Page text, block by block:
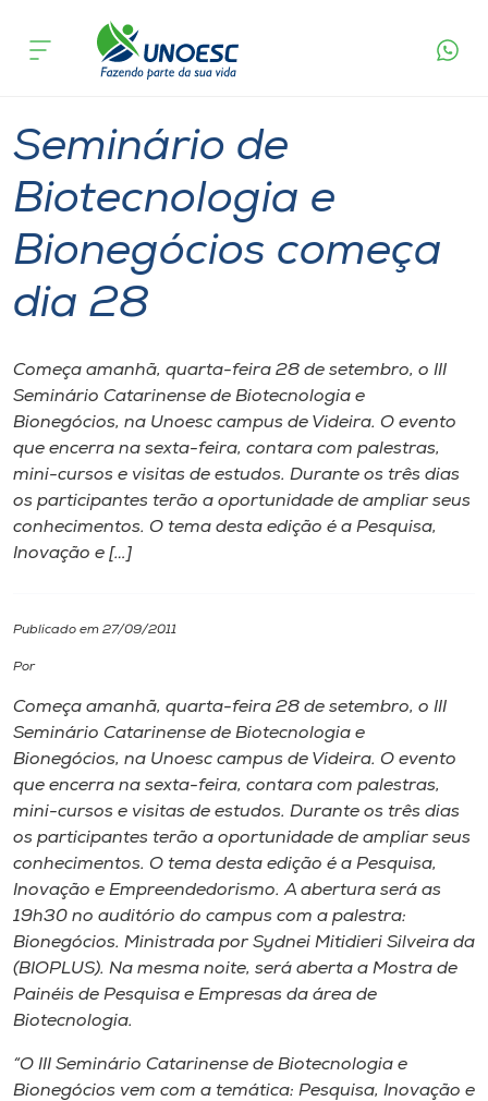
Cursos
Pesquisa
Atendimento ao Estudante
Portal de Ensino
A
Internacionalização
I.nova
Cultura
CPA
Biblioteca
Editora
Rádio
Museu
Unoesc
Store
acontece
Seminário de
Biotecnologia e
Bionegócios começa
dia 28
Começa amanhã, quarta-feira 28 de setembro, o III
Seminário Catarinense de Biotecnologia e
Bionegócios, na Unoesc campus de Videira. O evento
que encerra na sexta-feira, contara com palestras,
mini-cursos e visitas de estudos. Durante os três dias
os participantes terão a oportunidade de ampliar seus
conhecimentos. O tema desta edição é a Pesquisa,
Inovação e […]
Publicado em 27/09/2011
Por
Começa amanhã, quarta-feira 28 de setembro, o III
Seminário Catarinense de Biotecnologia e
Bionegócios, na Unoesc campus de Videira. O evento
que encerra na sexta-feira, contara com palestras,
mini-cursos e visitas de estudos. Durante os três dias
os participantes terão a oportunidade de ampliar seus
conhecimentos. O tema desta edição é a Pesquisa,
Inovação e Empreendedorismo. A abertura será as
19h30 no auditório do campus com a palestra:
Bionegócios. Ministrada por Sydnei Mitidieri Silveira da
(BIOPLUS). Na mesma noite, será aberta a Mostra de
Painéis de Pesquisa e Empresas da área de
Biotecnologia.
“O III Seminário Catarinense de Biotecnologia e
Bionegócios vem com a temática: Pesquisa, Inovação e